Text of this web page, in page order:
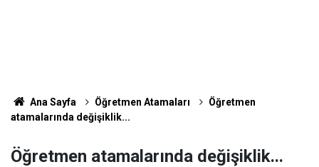
Ana Sayfa Öğretmen Atamaları
Öğretmen
atamalarında değişiklik...
Öğretmen atamalarında değişiklik...